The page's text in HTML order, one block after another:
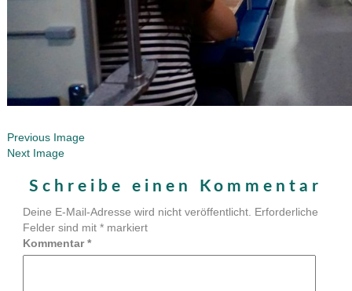
Previous Image
Next Image
Schreibe einen Kommentar
Deine E-Mail-Adresse wird nicht veröffentlicht. Erforderliche
Felder sind mit *markiert
Kommentar*